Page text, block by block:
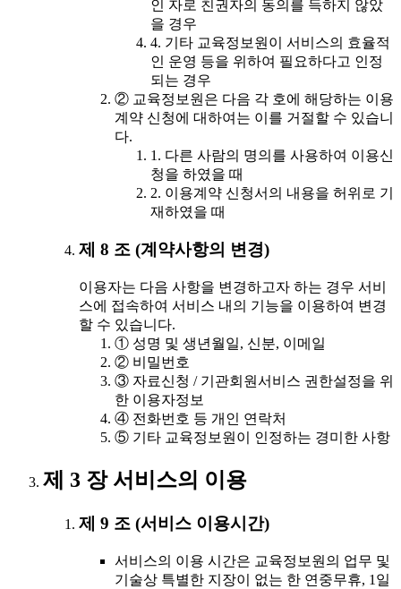
인 자로 친권자의 동의를 득하지 않았
을 경우
4. 기타 교육정보원이 서비스의 효율적
인 운영 등을 위하여 필요하다고 인정
되는 경우
② 교육정보원은 다음 각 호에 해당하는 이용
계약 신청에 대하여는 이를 거절할 수 있습니
다.
1. 다른 사람의 명의를 사용하여 이용신
청을 하였을 때
2. 이용계약 신청서의 내용을 허위로 기
재하였을 때
제 8 조 (계약사항의 변경)
이용자는 다음 사항을 변경하고자 하는 경우 서비
스에 접속하여 서비스 내의 기능을 이용하여 변경
할 수 있습니다.
① 성명 및 생년월일, 신분, 이메일
② 비밀번호
③ 자료신청 / 기관회원서비스 권한설정을 위
한 이용자정보
④ 전화번호 등 개인 연락처
⑤ 기타 교육정보원이 인정하는 경미한 사항
제 3 장 서비스의 이용
제 9 조 (서비스 이용시간)
서비스의 이용 시간은 교육정보원의 업무 및
기술상 특별한 지장이 없는 한 연중무휴, 1일